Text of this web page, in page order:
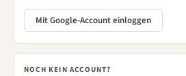
Mit Google-Account einloggen
NOCH KEIN ACCOUNT?